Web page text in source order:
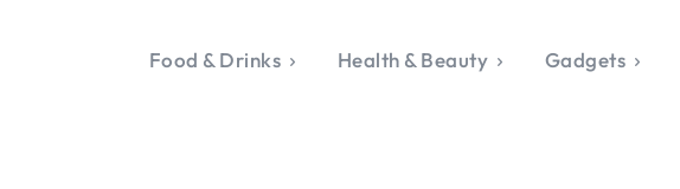
Food & Drinks Health & Beauty Gadgets